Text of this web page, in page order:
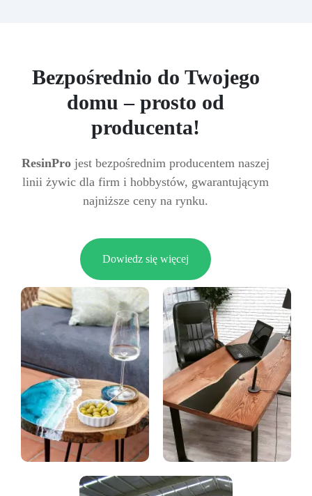
Bezpośrednio do Twojego
domu – prosto od
producenta!
ResinPro jest bezpośrednim producentem naszej
linii żywic dla firm i hobbystów, gwarantującym
najniższe ceny na rynku.
Dowiedz się więcej